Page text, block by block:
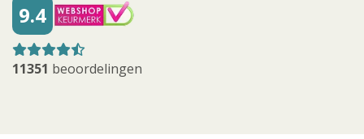
9.4
11351 beoordelingen